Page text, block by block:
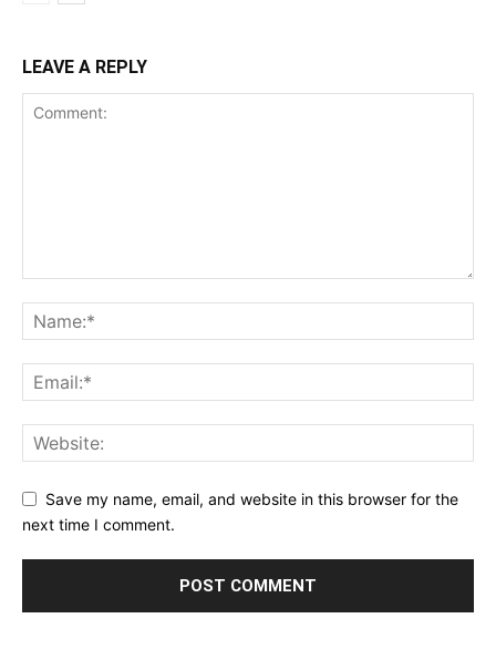
LEAVE A REPLY
Save my name, email, and website in this browser for the
next time I comment.